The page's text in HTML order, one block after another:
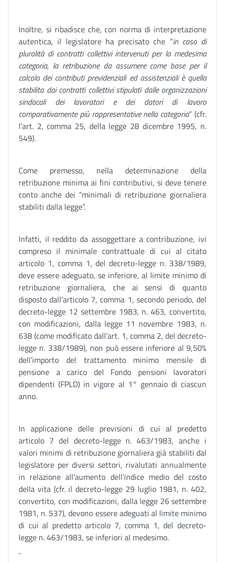
Inoltre, si ribadisce che, con norma di interpretazione
autentica, il legislatore ha precisato che “in caso di
pluralità di contratti collettivi intervenuti per la medesima
categoria, la retribuzione da assumere come base per il
calcolo dei contributi previdenziali ed assistenziali è quella
stabilita dai contratti collettivi stipulati dalle organizzazioni
sindacali dei lavoratori e dei datori di lavoro
comparativamente più rappresentative nella categoria” (cfr.
l’art. 2, comma 25, della legge 28 dicembre 1995, n.
549).
Come premesso, nella determinazione della
retribuzione minima ai fini contributivi, si deve tenere
conto anche dei “minimali di retribuzione giornaliera
stabiliti dalla legge”.
Infatti, il reddito da assoggettare a contribuzione, ivi
compreso il minimale contrattuale di cui al citato
articolo 1, comma 1, del decreto-legge n. 338/1989,
deve essere adeguato, se inferiore, al limite minimo di
retribuzione giornaliera, che ai sensi di quanto
disposto dall’articolo 7, comma 1, secondo periodo, del
decreto-legge 12 settembre 1983, n. 463, convertito,
con modificazioni, dalla legge 11 novembre 1983, n.
638 (come modificato dall’art. 1, comma 2, del decreto-
legge n. 338/1989), non può essere inferiore al 9,50%
dell’importo del trattamento minimo mensile di
pensione a carico del Fondo pensioni lavoratori
dipendenti (FPLD) in vigore al 1° gennaio di ciascun
anno.
In applicazione delle previsioni di cui al predetto
articolo 7 del decreto-legge n. 463/1983, anche i
valori minimi di retribuzione giornaliera già stabiliti dal
legislatore per diversi settori, rivalutati annualmente
in relazione all'aumento dell'indice medio del costo
della vita (cfr. il decreto-legge 29 luglio 1981, n. 402,
convertito, con modificazioni, dalla legge 26 settembre
1981, n. 537), devono essere adeguati al limite minimo
di cui al predetto articolo 7, comma 1, del decreto-
legge n. 463/1983, se inferiori al medesimo.